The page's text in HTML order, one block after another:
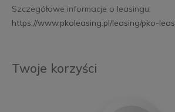
Szczegółowe informacje o leasingu:
https://www.pkoleasing.pl/leasing/pko-
Twoje korzyści